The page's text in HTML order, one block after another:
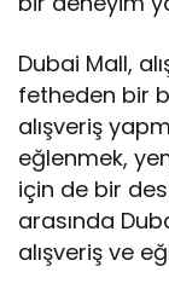
Dubai Mall,
fetheden bir
alışveriş
eğlenmek,
için de bir
arasında
alışveriş ve